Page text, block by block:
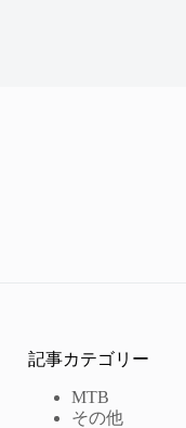
記事カテゴリー
MTB
その他